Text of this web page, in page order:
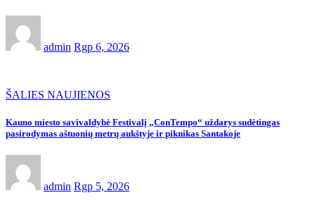
admin Rgp 6, 2026
ŠALIES NAUJIENOS
Kauno miesto savivaldybė Festivalį „ConTempo“ uždarys sudėtingas
pasirodymas aštuonių metrų aukštyje ir piknikas Santakoje
admin Rgp 5, 2026